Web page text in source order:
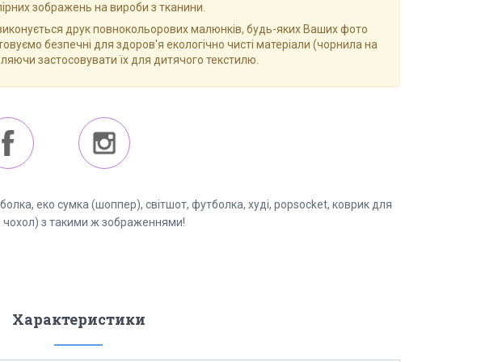
зображень на вироби з тканини.
друк повнокольорових малюнків, будь-яких Ваших фото
безпечні для здоров'я екологічно чисті матеріали (чорнила на
застосовувати їх для дитячого текстилю.
еко сумка (шоппер), світшот, футболка, худі, popsocket, коврик для
чохол) з такими ж зображеннями!
Характеристики